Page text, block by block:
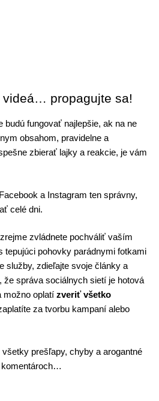
videá… propagujte sa!
budú fungovať najlepšie, ak na ne
obsahom, pravidelne a
zbierať lajky a reakcie, je vám
a Instagram ten správny,
celé dni.
zvládnete pochváliť vaším
tepujúci pohovky parádnymi fotkami
služby, zdieľajte svoje články a
že správa sociálnych sietí je hotová
možno oplatí zveriť všetko
za tvorbu kampaní alebo
všetky prešľapy, chyby a arogantné